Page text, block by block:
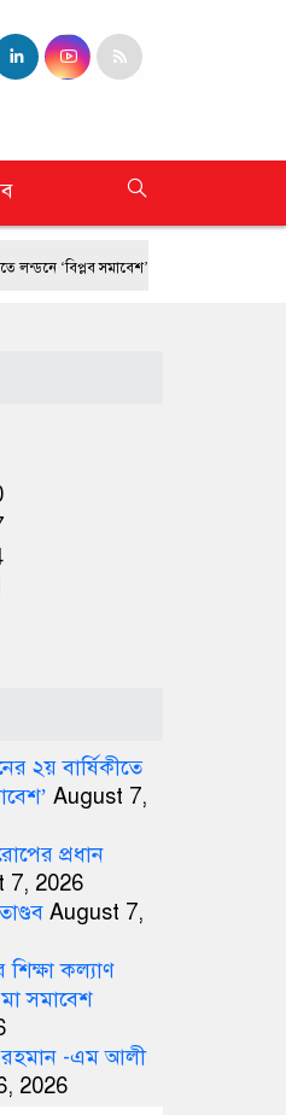
‘বিপ্লব সমাবেশ’ ফ্রান্সে দাবানলের তাণ্ডব
২য় বার্ষিকীতে
August 7,
প্রধান
7, 2026
August 7,
কল্যাণ
সমাবেশ
রহমান -এম আলী
2026